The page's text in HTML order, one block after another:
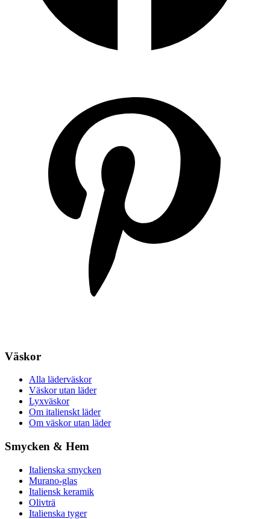
Väskor
Alla läderväskor
Väskor utan läder
Lyxväskor
Om italienskt läder
Om väskor utan läder
Smycken & Hem
Italienska smycken
Murano-glas
Italiensk keramik
Olivträ
Italienska tyger